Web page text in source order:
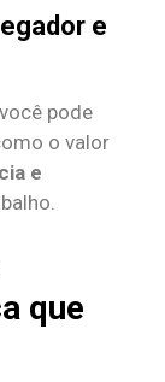
e
pode
o valor
e
que